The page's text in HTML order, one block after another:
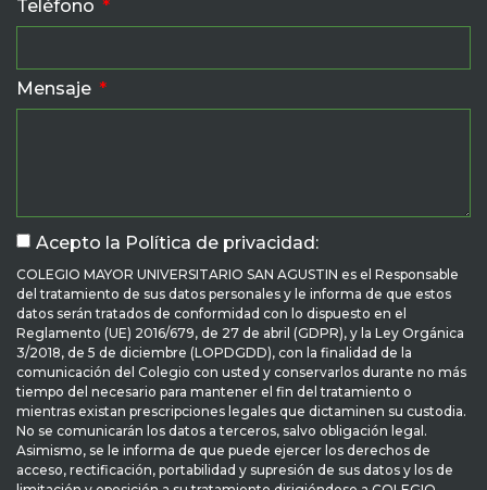
Teléfono
Mensaje
Acepto la Política de privacidad:
COLEGIO MAYOR UNIVERSITARIO SAN AGUSTIN es el Responsable
del tratamiento de sus datos personales y le informa de que estos
datos serán tratados de conformidad con lo dispuesto en el
Reglamento (UE) 2016/679, de 27 de abril (GDPR), y la Ley Orgánica
3/2018, de 5 de diciembre (LOPDGDD), con la finalidad de la
comunicación del Colegio con usted y conservarlos durante no más
tiempo del necesario para mantener el fin del tratamiento o
mientras existan prescripciones legales que dictaminen su custodia.
No se comunicarán los datos a terceros, salvo obligación legal.
Asimismo, se le informa de que puede ejercer los derechos de
acceso, rectificación, portabilidad y supresión de sus datos y los de